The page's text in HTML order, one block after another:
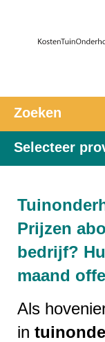
Zoeken
Selecteer
Prijzen
bedrijf?
maand
Als
in